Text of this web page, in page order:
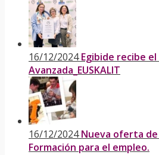
16/12/2024 Egibide recibe
Avanzada_EUSKALIT
16/12/2024 Nueva oferta de
Formación para el empleo.